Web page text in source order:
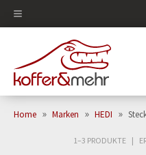
Home » Marken » HEDI »
1–3 PRODUKTE